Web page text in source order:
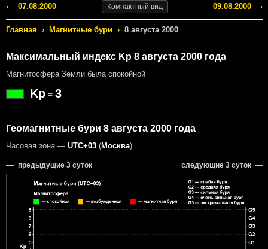
07.08.2000 Компактный вид 09.08.2000
Главная › Магнитные бури › 8 августа 2000
Максимальный индекс Kp 8 августа 2000 года
Магнитосфера Земли была спокойной
Kp = 3
Геомагнитные бури 8 августа 2000 года
Часовая зона — UTC+03 (Москва)
предыдущие 3 суток следующие 3 суток